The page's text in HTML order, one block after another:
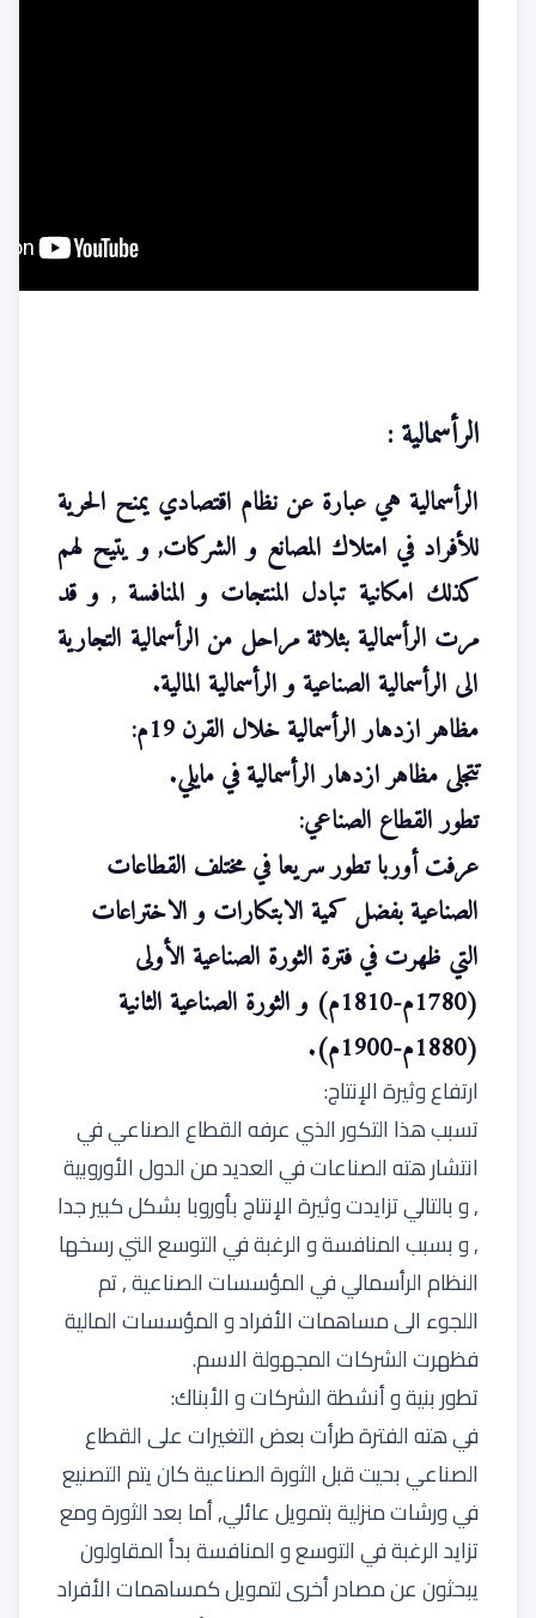
الرأسمالية :
الرأسمالية هي عبارة عن نظام اقتصادي يمنح الحرية
للأفراد في امتلاك المصانع و الشركات, و يتيح لهم
كذلك امكانية تبادل المنتجات و المنافسة , و قد
مرت الرأسمالية بثلاثة مراحل من الرأسمالية التجارية
الى الرأسمالية الصناعية و الرأسمالية المالية.
مظاهر ازدهار الرأسمالية خلال القرن 19م:
تتجلى مظاهر ازدهار الرأسمالية في مايلي.
تطور القطاع الصناعي:
عرفت أوربا تطور سريعا في مختلف القطاعات
الصناعية بفضل كمية الابتكارات و الاختراعات
التي ظهرت في فترة الثورة الصناعية الأولى
(1780م-1810م) و الثورة الصناعية الثانية
(1880م-1900م).
ارتفاع وثيرة الإنتاج:
تسبب هذا التكور الذي عرفه القطاع الصناعي في
انتشار هته الصناعات في العديد من الدول الأوروبية
, و بالتالي تزايدت وثيرة الإنتاج بأوروبا بشكل كبير جدا
, و بسبب المنافسة و الرغبة في التوسع التي رسخها
النظام الرأسمالي في المؤسسات الصناعية , تم
اللجوء الى مساهمات الأفراد و المؤسسات المالية
فظهرت الشركات المجهولة الاسم.
تطور بنية و أنشطة الشركات و الأبناك:
في هته الفترة طرأت بعض التغيرات على القطاع
الصناعي بحيت قبل الثورة الصناعية كان يتم التصنيع
في ورشات منزلية بتمويل عائلي, أما بعد الثورة ومع
تزايد الرغبة في التوسع و المنافسة بدأ المقاولون
يبحثون عن مصادر أخرى لتمويل كمساهمات الأفراد